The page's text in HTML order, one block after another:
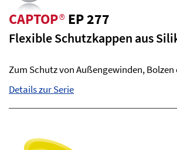
CAPTOP®EP 277
Flexible Schutzkappen aus
Zum Schutz von Außengewinden, Bolzen
Details zur Serie